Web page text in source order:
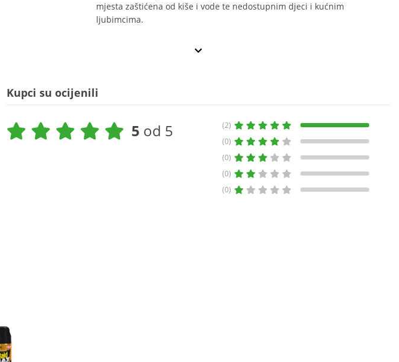
mjesta zaštićena od kiše i vode te nedostupnim djeci i kućnim
ljubimcima.
Kupci su ocijenili
5 od 5
(2)
(0)
(0)
(0)
(0)